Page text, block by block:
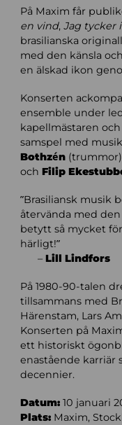
På Maxim får
en vind, Jag tycker
brasilianska
med den känsla
en älskad ikon
Konserten
ensemble under
kapellmästaren
samspel med
Bothzén
och Filip
”Brasiliansk musik
återvända med
betytt så mycket
härligt!”
–Lill Lindfors
På 1980-90-talen
tillsammans med
Härenstam, Lars
Konserten på
ett historiskt
enastående karriär
decennier.
Datum:10 januari
Plats:Maxim,